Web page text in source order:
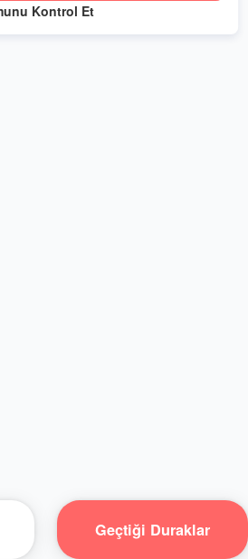
Kontrol Et
Geçtiği Duraklar